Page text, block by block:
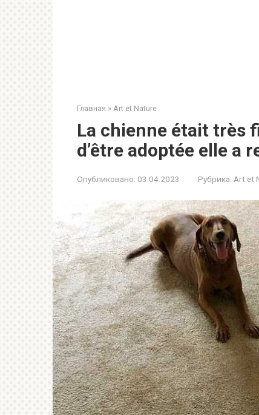
Главная » Art et Nature
La chienne était très
d’être adoptée elle a
Опубликовано: 03.04.2023 Рубрика: Art et